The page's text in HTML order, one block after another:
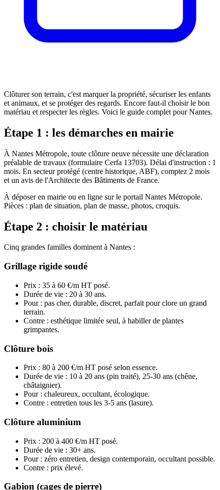
Clôturer son terrain, c'est marquer la propriété, sécuriser les enfants
et animaux, et se protéger des regards. Encore faut-il choisir le bon
matériau et respecter les règles. Voici le guide complet pour Nantes.
Étape 1 : les démarches en mairie
À Nantes Métropole, toute clôture neuve nécessite une déclaration
préalable de travaux (formulaire Cerfa 13703). Délai d'instruction : 1
mois. En secteur protégé (centre historique, ABF), comptez 2 mois
et un avis de l'Architecte des Bâtiments de France.
À déposer en mairie ou en ligne sur le portail Nantes Métropole.
Pièces : plan de situation, plan de masse, photos, croquis.
Étape 2 : choisir le matériau
Cinq grandes familles dominent à Nantes :
Grillage rigide soudé
Prix : 35 à 60 €/m HT posé.
Durée de vie : 20 à 30 ans.
Pour : pas cher, durable, discret, parfait pour clore un grand
terrain.
Contre : esthétique limitée seul, à habiller de plantes
grimpantes.
Clôture bois
Prix : 80 à 200 €/m HT posé selon essence.
Durée de vie : 10 à 20 ans (pin traité), 25-30 ans (chêne,
châtaignier).
Pour : chaleureux, occultant, écologique.
Contre : entretien tous les 3-5 ans (lasure).
Clôture aluminium
Prix : 200 à 400 €/m HT posé.
Durée de vie : 30+ ans.
Pour : zéro entretien, design contemporain, occultant possible.
Contre : prix élevé.
Gabion (cages de pierre)